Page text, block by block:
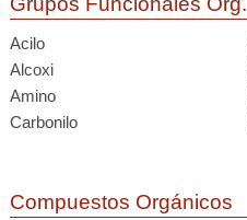
Acilo
Alcoxi
Amino
Carbonilo
Compuestos Orgánicos